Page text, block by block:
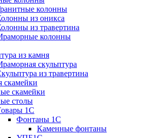
колонны
из оникса
из травертина
колонны
из камня
скульптура
из травертина
скамейки
скамейки
столы
1C
Фонтаны 1C
Каменные фонтаны